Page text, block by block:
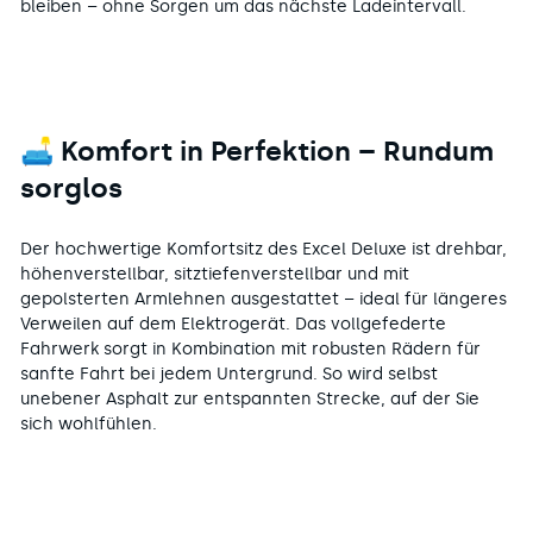
bleiben – ohne Sorgen um das nächste Ladeintervall.
🛋️ Komfort in Perfektion – Rundum
sorglos
Der hochwertige Komfortsitz des Excel Deluxe ist drehbar,
höhenverstellbar, sitztiefenverstellbar und mit
gepolsterten Armlehnen ausgestattet – ideal für längeres
Verweilen auf dem Elektrogerät. Das vollgefederte
Fahrwerk sorgt in Kombination mit robusten Rädern für
sanfte Fahrt bei jedem Untergrund. So wird selbst
unebener Asphalt zur entspannten Strecke, auf der Sie
sich wohlfühlen.